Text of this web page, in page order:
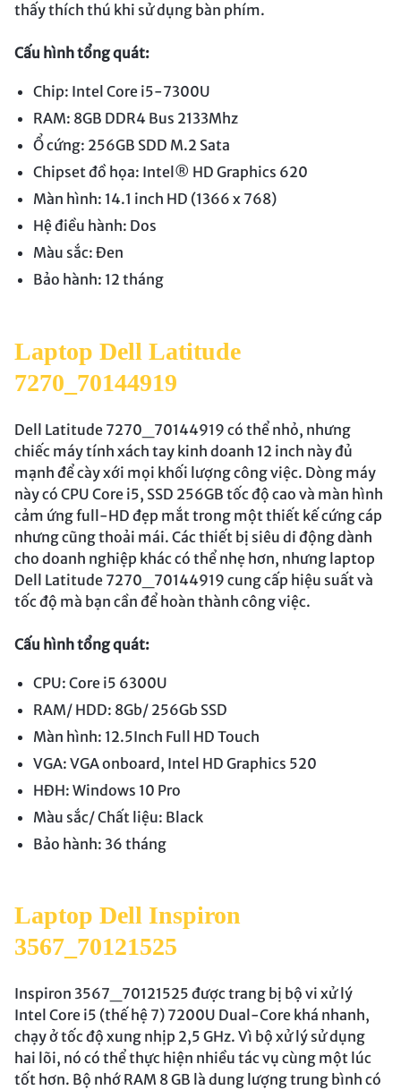
thấy thích thú khi sử dụng bàn phím.
Cấu hình tổng quát:
Chip: Intel Core i5-7300U
RAM: 8GB DDR4 Bus 2133Mhz
Ổ cứng: 256GB SDD M.2 Sata
Chipset đồ họa: Intel® HD Graphics 620
Màn hình: 14.1 inch HD (1366 x 768)
Hệ điều hành: Dos
Màu sắc: Đen
Bảo hành: 12 tháng
Laptop Dell Latitude
7270_70144919
Dell Latitude 7270_70144919 có thể nhỏ, nhưng
chiếc máy tính xách tay kinh doanh 12 inch này đủ
mạnh để cày xới mọi khối lượng công việc. Dòng máy
này có CPU Core i5, SSD 256GB tốc độ cao và màn hình
cảm ứng full-HD đẹp mắt trong một thiết kế cứng cáp
nhưng cũng thoải mái. Các thiết bị siêu di động dành
cho doanh nghiệp khác có thể nhẹ hơn, nhưng laptop
Dell Latitude 7270_70144919 cung cấp hiệu suất và
tốc độ mà bạn cần để hoàn thành công việc.
Cấu hình tổng quát:
CPU: Core i5 6300U
RAM/ HDD: 8Gb/ 256Gb SSD
Màn hình: 12.5Inch Full HD Touch
VGA: VGA onboard, Intel HD Graphics 520
HĐH: Windows 10 Pro
Màu sắc/ Chất liệu: Black
Bảo hành: 36 tháng
Laptop Dell Inspiron
3567_70121525
Inspiron 3567_70121525 được trang bị bộ vi xử lý
Intel Core i5 (thế hệ 7) 7200U Dual-Core khá nhanh,
chạy ở tốc độ xung nhịp 2,5 GHz. Vì bộ xử lý sử dụng
hai lõi, nó có thể thực hiện nhiều tác vụ cùng một lúc
tốt hơn. Bộ nhớ RAM 8 GB là dung lượng trung bình có